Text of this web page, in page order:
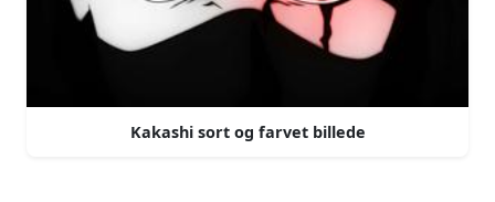
Kakashi sort og farvet billede